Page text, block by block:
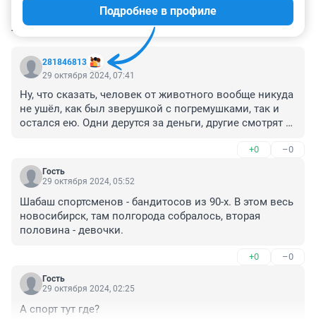
КОММЕНТАРИИ 72
281846813
Подробнее в профиле
29 октября 2024, 07:41
Ну, что сказать, человек от животного вообще никуда
не ушёл, как был зверушкой с погремушками, так и
остался ею. Одни дерутся за деньги, другие смотрят
+0 –0
Гость
29 октября 2024, 05:52
Шабаш спортсменов - бандитосов из 90-х. В этом весь
новосибирск, там полгорода собралось, вторая
половина - девочки.
+0 –0
Гость
29 октября 2024, 02:25
А спорт тут где?